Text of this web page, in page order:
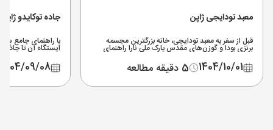
معبد تودایجی ژاپن
قبل از سفر به معبد تودایجی، خانه بزرگترین مجسمه
برنزی بودا و گوزن‌های مقدس پارک ملی نارا راهنمای
دسترسی، قیمت بلیط و نکات بازدید را در این مطلب
بخوانید.1404/10/01 5 دقیقه مطالعه
جاده توکایدو ژاپن
ایستگاه آن تا
شوید.
1404/09/08